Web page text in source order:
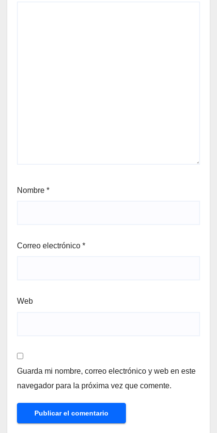
Nombre *
Correo electrónico *
Web
Guarda mi nombre, correo electrónico y web en este
navegador para la próxima vez que comente.